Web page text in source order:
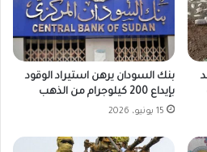
بنك السودان يرهن استيراد الوقود
بإيداع 200 كيلوجرام من الذهب
15 يونيو، 2026